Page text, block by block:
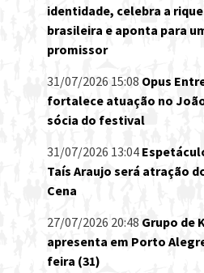
identidade, celebra a
brasileira e aponta para
promissor
31/07/2026 15:08 Opus
fortalece atuação no
sócia do festival
31/07/2026 13:04
Taís Araujo será atração
Cena
27/07/2026 20:48 Grupo de
apresenta em Porto
feira (31)